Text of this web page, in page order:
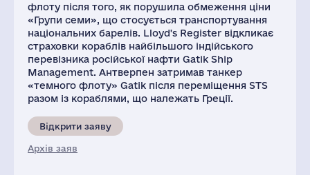
флоту після того, як порушила обмеження ціни
«Групи семи», що стосується транспортування
національних барелів. Lloyd's Register відкликає
страховки кораблів найбільшого індійського
перевізника російської нафти Gatik Ship
Management. Антверпен затримав танкер
«темного флоту» Gatik після переміщення STS
разом із кораблями, що належать Греції.
Відкрити заяву
Архів заяв